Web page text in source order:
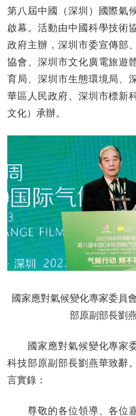
第八屆中國（深圳）國際氣
啟幕。活動由中國科學技術
政府主辦，深圳市委宣傳部
協會、深圳市文化廣電旅遊
育局、深圳市生態環境局、
華區人民政府、深圳市標新
文化）承辦。
國家應對氣候變化專家委員
部原副部長劉
國家應對氣候變化專家委
科技部原副部長劉燕華致辭
言實錄：
尊敬的各位領導、各位